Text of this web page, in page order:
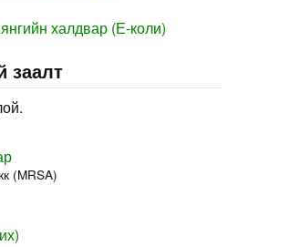
халдвар (Е-коли)
заалт
(MRSA)